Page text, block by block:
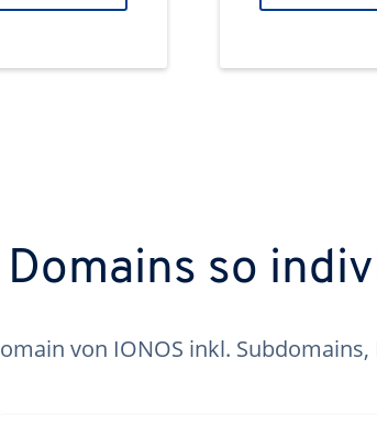
Domains so
von IONOS inkl.